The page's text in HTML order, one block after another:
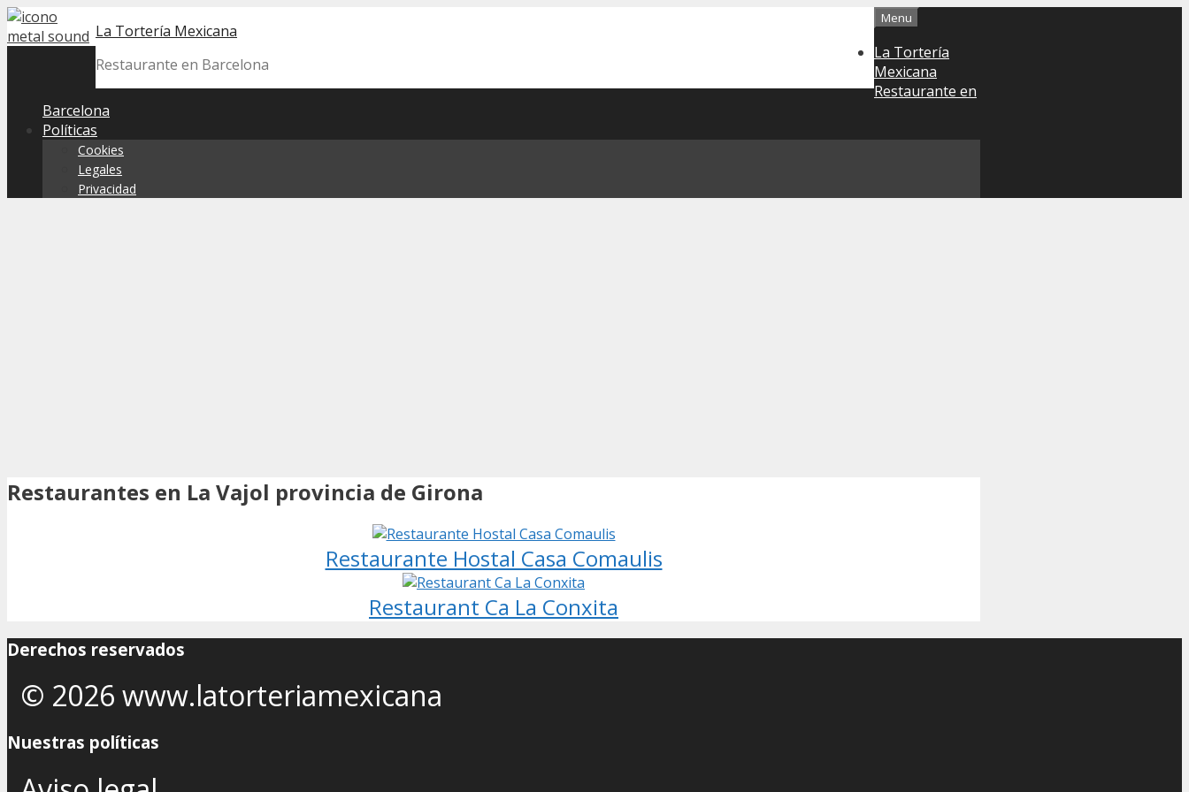
Skip
to
La Tortería Mexicana
Restaurante en Barcelona
Menu
La Tortería
Mexicana
Restaurante en
Barcelona
Políticas
Cookies
Legales
Privacidad
Restaurantes en La Vajol provincia de Girona
Restaurante Hostal Casa Comaulis
Restaurant Ca La Conxita
Derechos reservados
© 2026 www.latorteriamexicana
Nuestras políticas